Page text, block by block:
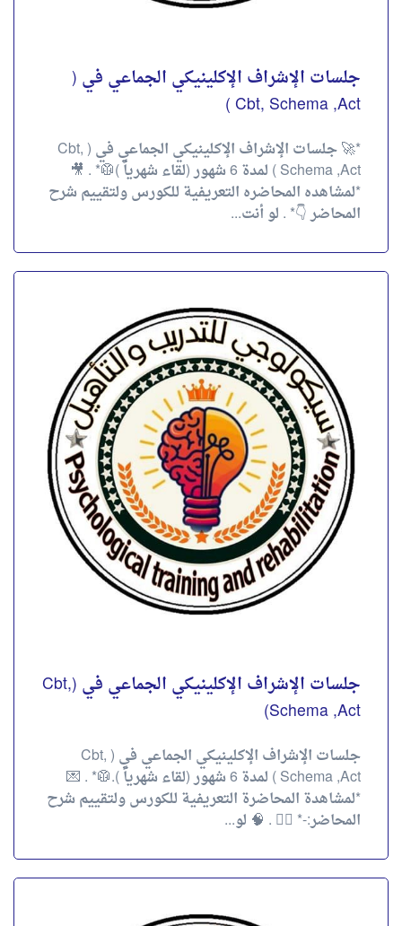
جلسات الإشراف الإكلينيكي الجماعي في (
Cbt, Schema ,Act )
*🚀 جلسات الإشراف الإكلينيكي الجماعي في ( Cbt,
Schema ,Act ) لمدة 6 شهور (لقاء شهرياً )🥼* . 🎥
*لمشاهده المحاضره التعريفية للكورس ولتقييم شرح
المحاضر 👇* . لو أنت...
جلسات الإشراف الإكلينيكي الجماعي في (Cbt,
Schema ,Act)
جلسات الإشراف الإكلينيكي الجماعي في ( Cbt,
Schema ,Act ) لمدة 6 شهور (لقاء شهرياً ).🥼* . 💌
*لمشاهدة المحاضرة التعريفية للكورس ولتقييم شرح
المحاضر:-* 👇🏻 . 🧠 لو...
Schema ,Act)
جلسات الإشراف الإكلينيكي الجماعي في ( Cbt,
Schema ,Act ) لمدة 6 شهور (لقاء شهرياً ).🥼* . 💌
*لمشاهدة المحاضرة التعريفية للكورس ولتقييم شرح
المحاضر:-* 👇🏻 . 🧠 لو...
تقييم
4.00
out of 5
احجز الآن
جلسات الإشراف الجماعي في العلاج الجدلي